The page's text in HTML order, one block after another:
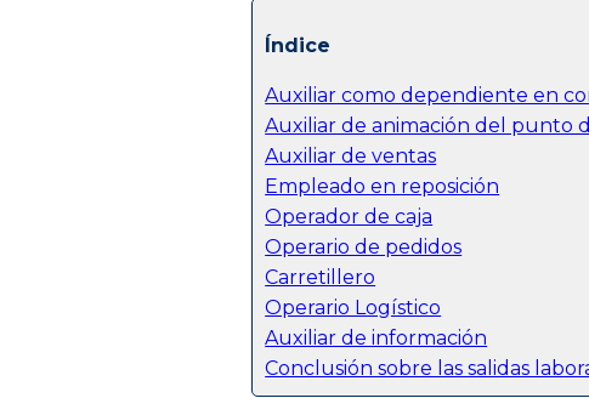
Índice
Auxiliar como dependiente en
Auxiliar de animación del punto
Auxiliar de ventas
Empleado en reposición
Operador de caja
Operario de pedidos
Carretillero
Operario Logístico
Auxiliar de información
Conclusión sobre las salidas